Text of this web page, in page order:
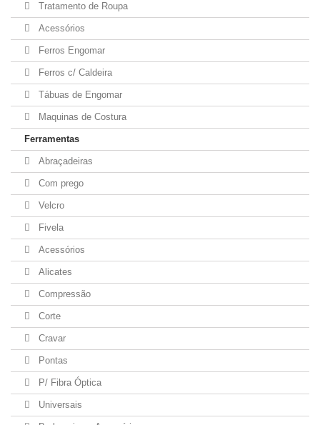
Tratamento de Roupa
Acessórios
Ferros Engomar
Ferros c/ Caldeira
Tábuas de Engomar
Maquinas de Costura
Ferramentas
Abraçadeiras
Com prego
Velcro
Fivela
Acessórios
Alicates
Compressão
Corte
Cravar
Pontas
P/ Fibra Óptica
Universais